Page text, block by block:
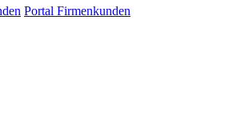
Portal Firmenkunden